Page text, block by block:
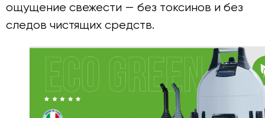
ощущение свежести — без токсинов и без
следов чистящих средств.